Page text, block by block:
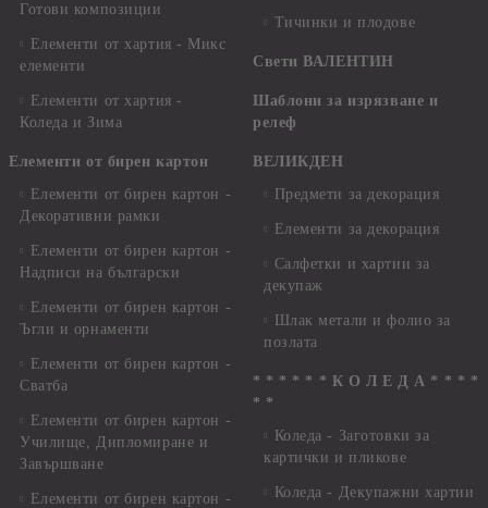
Готови композиции
Елементи от хартия - Микс
елементи
Елементи от хартия -
Коледа и Зима
Елементи от бирен картон
Елементи от бирен картон -
Декоративни рамки
Елементи от бирен картон -
Надписи на български
Елементи от бирен картон -
Ъгли и орнаменти
Елементи от бирен картон -
Сватба
Елементи от бирен картон -
Училище, Дипломиране и
Завършване
Елементи от бирен картон -
Тичинки и плодове
Свети ВАЛЕНТИН
Шаблони за изрязване и
релеф
ВЕЛИКДЕН
Предмети за декорация
Елементи за декорация
Салфетки и хартии за
декупаж
Шлак метали и фолио за
позлата
* * * * * * К О Л Е Д А * * * *
* *
Коледа - Заготовки за
картички и пликове
Коледа - Декупажни хартии